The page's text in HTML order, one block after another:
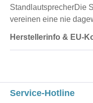
StandlautsprecherDie
vereinen eine nie
Herstellerinfo & EU-
Service-Hotline